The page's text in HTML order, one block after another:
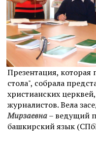
Презентация, которая
стола", собрала
христианских
журналистов. Вела
Мирзаевна– ведущий
башкирский язык